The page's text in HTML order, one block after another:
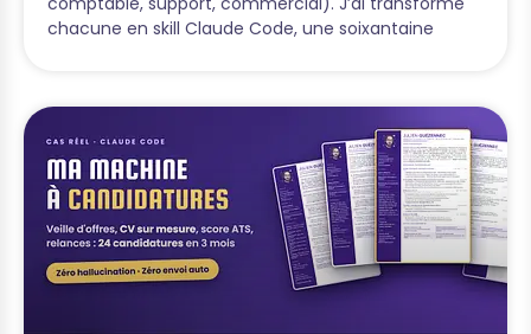
chacune en skill Claude Code, une soixantaine